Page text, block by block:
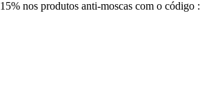
15% nos produtos anti-moscas com o código :